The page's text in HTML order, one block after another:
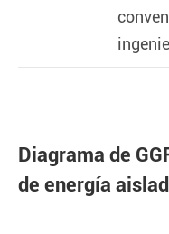
Diagrama de
de energía